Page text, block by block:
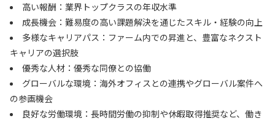
高い報酬：業界トップクラスの年収水準
成長機会：難易度の高い課題解決を通じたスキル・経験の向上
多様なキャリアパス：ファーム内での昇進と、豊富なネクスト
キャリアの選択肢
優秀な人材：優秀な同僚との協働
グローバルな環境：海外オフィスとの連携やグローバル案件へ
の参画機会
良好な労働環境：長時間労働の抑制や休暇取得推奨など、働き